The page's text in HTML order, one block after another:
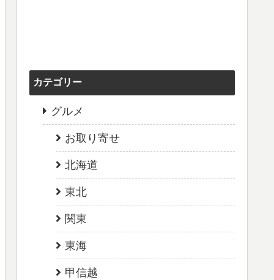
カテゴリー
グルメ
お取り寄せ
北海道
東北
関東
東海
甲信越